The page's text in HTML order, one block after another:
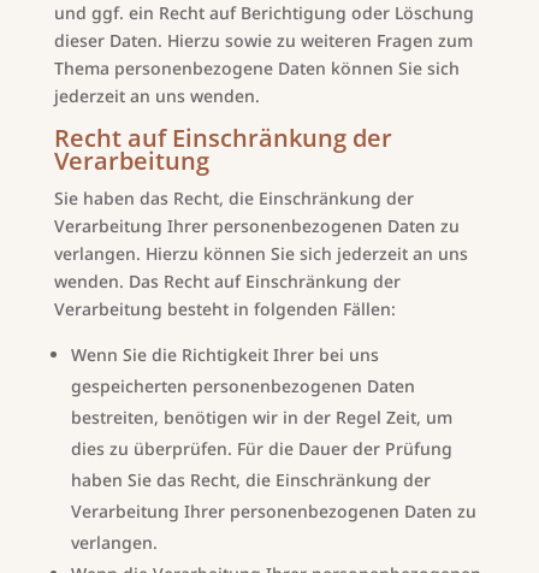
und ggf. ein Recht auf Berichtigung oder Löschung
dieser Daten. Hierzu sowie zu weiteren Fragen zum
Thema personenbezogene Daten können Sie sich
jederzeit an uns wenden.
Recht auf Einschränkung der
Verarbeitung
Sie haben das Recht, die Einschränkung der
Verarbeitung Ihrer personenbezogenen Daten zu
verlangen. Hierzu können Sie sich jederzeit an uns
wenden. Das Recht auf Einschränkung der
Verarbeitung besteht in folgenden Fällen:
Wenn Sie die Richtigkeit Ihrer bei uns
gespeicherten personenbezogenen Daten
bestreiten, benötigen wir in der Regel Zeit, um
dies zu überprüfen. Für die Dauer der Prüfung
haben Sie das Recht, die Einschränkung der
Verarbeitung Ihrer personenbezogenen Daten zu
verlangen.